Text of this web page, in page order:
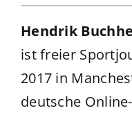
Hendrik
ist freier
2017 in
deutsche